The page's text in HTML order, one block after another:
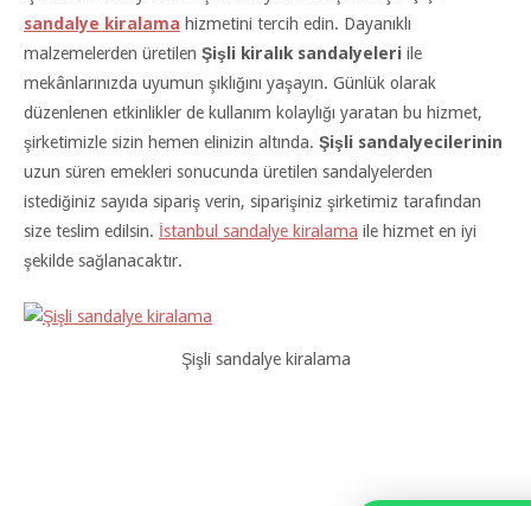
sandalye kiralama hizmetini tercih edin. Dayanıklı
malzemelerden üretilen Şişli kiralık sandalyeleri ile
mekânlarınızda uyumun şıklığını yaşayın. Günlük olarak
düzenlenen etkinlikler de kullanım kolaylığı yaratan bu hizmet,
şirketimizle sizin hemen elinizin altında. Şişli sandalyecilerinin
uzun süren emekleri sonucunda üretilen sandalyelerden
istediğiniz sayıda sipariş verin, siparişiniz şirketimiz tarafından
size teslim edilsin. İstanbul sandalye kiralama ile hizmet en iyi
şekilde sağlanacaktır.
Şişli sandalye kiralama